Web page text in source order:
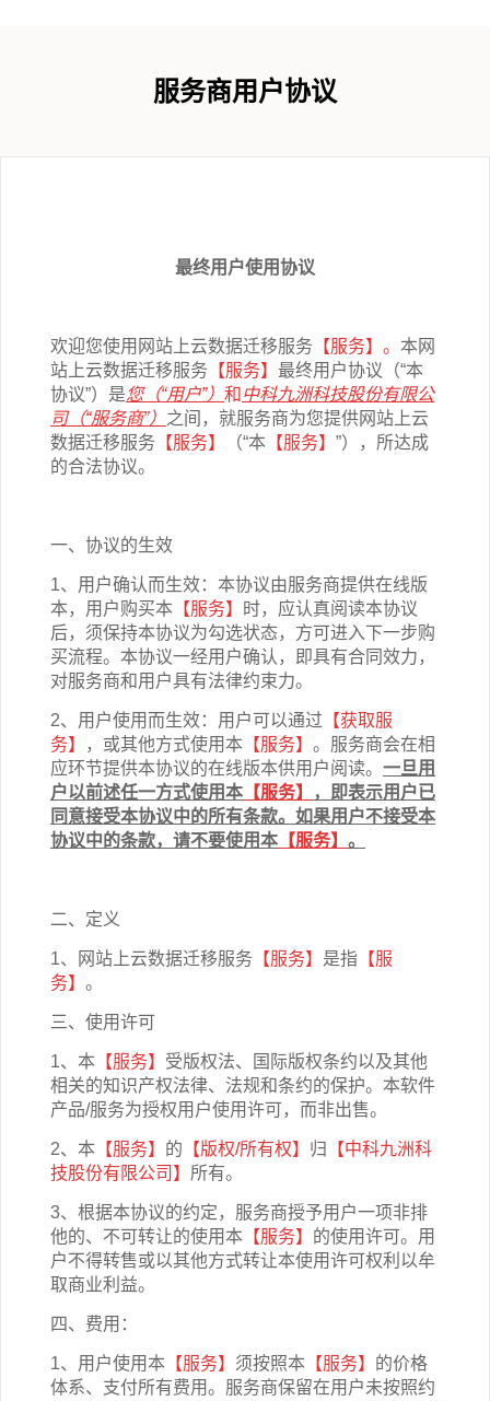
服务商用户协议
最终用户使用协议
欢迎您使用网站上云数据迁移服务 【服务】 。 本网
站上云数据迁移服务 【服务】 最终用户协议（“本
协议”）是您（“用户”） 和 中科九洲科技股份有限公
司（“服务商”） 之间，就服务商为您提供网站上云
数据迁移服务 【服务】 （“本 【服务】 ”），所达成
的合法协议。
一、协议的生效
1、用户确认而生效：本协议由服务商提供在线版
本，用户购买本 【服务】
时，应认真阅读本协议
后，须保持本协议为勾选状态，方可进入下一步购
买流程。本协议一经用户确认，即具有合同效力，
对服务商和用户具有法律约束力。
2、用户使用而生效：用户可以通过 【获取服
务】
，或其他方式使用本 【服务】 。服务商会在相
应环节提供本协议的在线版本供用户阅读。 一旦用
户以前述任一方式使用本 【服务】
，即表示用户已
同意接受本协议中的所有条款。如果用户不接受本
协议中的条款，请不要使用本 【服务】 。
二、定义
1、网站上云数据迁移服务 【服务】 是指 【服
务】 。
三、使用许可
1、本 【服务】 受版权法、国际版权条约以及其他
相关的知识产权法律、法规和条约的保护。本软件
产品/服务为授权用户使用许可，而非出售。
2、本 【服务】 的 【版权/所有权】 归 【中科九洲科
技股份有限公司 】 所有。
3、根据本协议的约定，服务商授予用户一项非排
他的、不可转让的使用本 【服务】 的使用许可。用
户不得转售或以其他方式转让本使用许可权利以牟
取商业利益。
四、费用：
1、用户使用本 【服务】 须按照本 【服务】 的价格
体系、支付所有费用。服务商保留在用户未按照约